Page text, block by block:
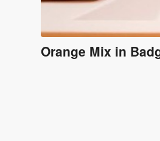
Orange Mix in